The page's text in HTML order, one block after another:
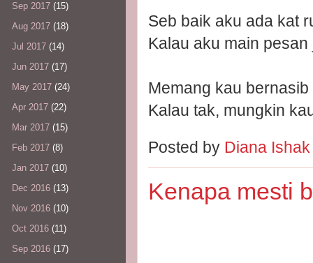
Seb baik aku ada kat
Kalau aku main
Memang kau
Kalau tak, mungkin
Posted by Diana
Kenapa mesti
Sep 2017 (15)
Aug 2017 (18)
Jul 2017 (14)
Jun 2017 (17)
May 2017 (24)
Apr 2017 (22)
Mar 2017 (15)
Feb 2017 (8)
Jan 2017 (10)
Dec 2016 (13)
Nov 2016 (10)
Oct 2016 (11)
Sep 2016 (17)